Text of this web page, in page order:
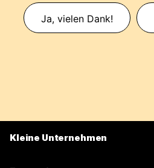
Ja, vielen Dank!
Kleine Unternehmen